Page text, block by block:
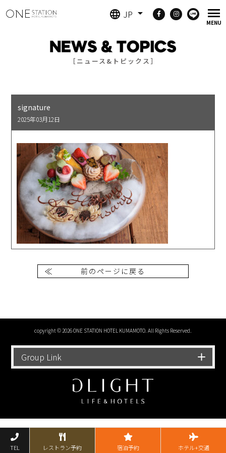
JP
［ニュース&トピックス］
signature
2025年03月12日
前のページに戻る
TEL レストラン予約 宿泊予約 ホテル+交通
copyright © 2026 ONE STATION HOTEL KUMAMOTO. All Rights Reserved.
Group Link